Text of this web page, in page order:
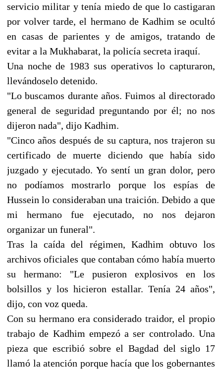
servicio militar y tenía miedo de que lo castigaran
por volver tarde, el hermano de Kadhim se ocultó
en casas de parientes y de amigos, tratando de
evitar a la Mukhabarat, la policía secreta iraquí.
Una noche de 1983 sus operativos lo capturaron,
llevándoselo detenido.
"Lo buscamos durante años. Fuimos al directorado
general de seguridad preguntando por él; no nos
dijeron nada", dijo Kadhim.
"Cinco años después de su captura, nos trajeron su
certificado de muerte diciendo que había sido
juzgado y ejecutado. Yo sentí un gran dolor, pero
no podíamos mostrarlo porque los espías de
Hussein lo consideraban una traición. Debido a que
mi hermano fue ejecutado, no nos dejaron
organizar un funeral".
Tras la caída del régimen, Kadhim obtuvo los
archivos oficiales que contaban cómo había muerto
su hermano: "Le pusieron explosivos en los
bolsillos y los hicieron estallar. Tenía 24 años",
dijo, con voz queda.
Con su hermano era considerado traidor, el propio
trabajo de Kadhim empezó a ser controlado. Una
pieza que escribió sobre el Bagdad del siglo 17
llamó la atención porque hacía que los gobernantes